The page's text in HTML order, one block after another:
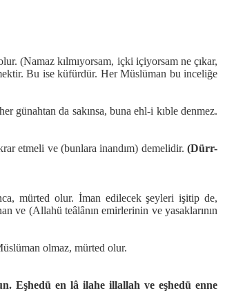
(Namaz kılmıyorsam, içki içiyorsam ne çıkar,
Bu ise küfürdür. Her Müslüman bu inceliğe
günahtan da sakınsa, buna ehl-i kıble denmez.
etmeli ve (bunlara inandım) demelidir. (Dürr-
mürted olur. İman edilecek şeyleri işitip de,
ve (Allahü teâlânın emirlerinin ve yasaklarının
olmaz, mürted olur.
Eşhedü en lâ ilahe illallah ve eşhedü enne